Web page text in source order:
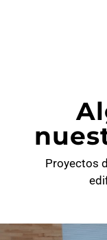
algunos de
Proyectos